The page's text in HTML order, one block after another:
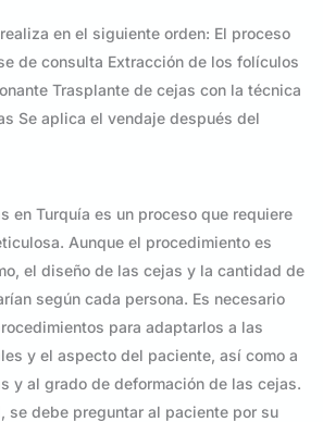
en el siguiente orden: El proceso
de consulta Extracción de los folículos
Trasplante de cejas con la técnica
Se aplica el vendaje después del
en Turquía es un proceso que requiere
Aunque el procedimiento es
el diseño de las cejas y la cantidad de
según cada persona. Es necesario
para adaptarlos a las
y el aspecto del paciente, así como a
y al grado de deformación de las cejas.
se debe preguntar al paciente por su